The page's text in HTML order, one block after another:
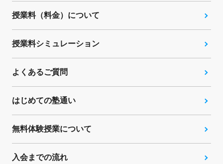
授業料（料金）について
授業料シミュレーション
よくあるご質問
はじめての塾通い
無料体験授業について
入会までの流れ